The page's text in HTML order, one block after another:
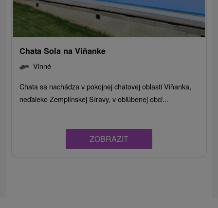
Chata Sola na Viňanke
Vinné
Chata sa nachádza v pokojnej chatovej oblasti Viňanka,
neďaleko Zemplínskej Šíravy, v obľúbenej obci...
ZOBRAZIT